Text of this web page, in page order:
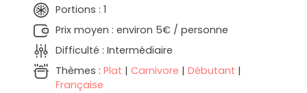
Portions : 1
Prix moyen : environ 5€ / personne
Difficulté : Intermédiaire
Thèmes : Plat | Carnivore | Débutant |
Française